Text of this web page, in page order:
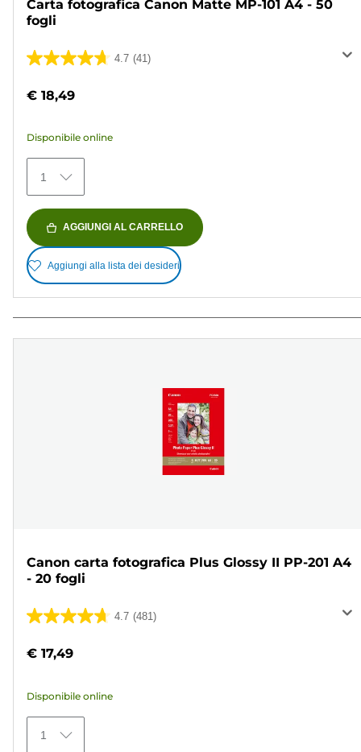
Carta fotografica Canon Matte MP-101 A4 - 50
fogli
4.7 (41)
4.7
5
41
recensioni
€ 18,49
Disponibile online
1
AGGIUNGI AL CARRELLO
Aggiungi alla lista dei desideri
Canon carta fotografica Plus Glossy II PP-201 A4
- 20 fogli
4.7 (481)
4.7
5
481
recensioni
€ 17,49
Disponibile online
1